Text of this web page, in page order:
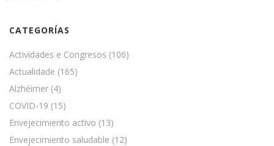
CATEGORÍAS
Actividades e Congresos (106)
Actualidade (165)
Alzhéimer (4)
COVID-19 (15)
Envejecimiento activo (13)
Envejecimiento saludable (12)